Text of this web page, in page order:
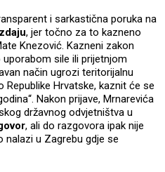
i sarkastična poruka na
, jer točno za to kazneno
Knezović. Kazneni zakon
sile ili prijetnjom
način ugrozi teritorijalnu
Hrvatske, kaznit će se
Nakon prijave, Mrnarevića
državnog odvjetništva u
, ali do razgovora ipak nije
nalazi u Zagrebu gdje se